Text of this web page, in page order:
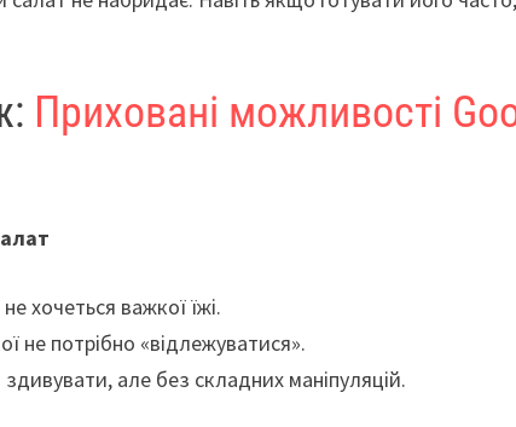
Приховані можливості
хочеться важкої їжі.
не потрібно «відлежуватися».
але без складних маніпуляцій.